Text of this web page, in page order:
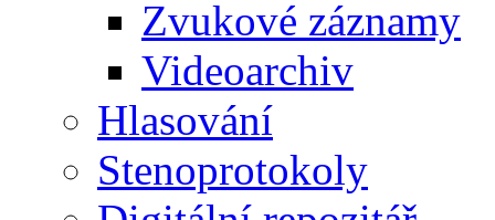
Zvukové záznamy
Videoarchiv
Hlasování
Stenoprotokoly